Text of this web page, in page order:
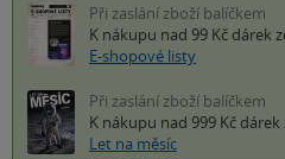
Při zaslání zboží balíčkem
K nákupu nad 99 Kč dárek
E-shopové listy
Při zaslání zboží balíčkem
K nákupu nad 999 Kč dárek
Let na měsíc